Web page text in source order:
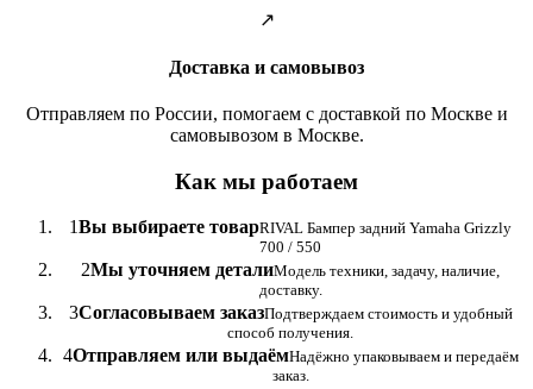
↗
Доставка и самовывоз
Отправляем по России, помогаем с доставкой по Москве и
самовывозом в Москве.
Как мы работаем
1Вы выбираете товарRIVAL Бампер задний Yamaha Grizzly
700 / 550
2Мы уточняем деталиМодель техники, задачу, наличие,
доставку.
3Согласовываем заказПодтверждаем стоимость и удобный
способ получения.
4Отправляем или выдаёмНадёжно упаковываем и передаём
заказ.